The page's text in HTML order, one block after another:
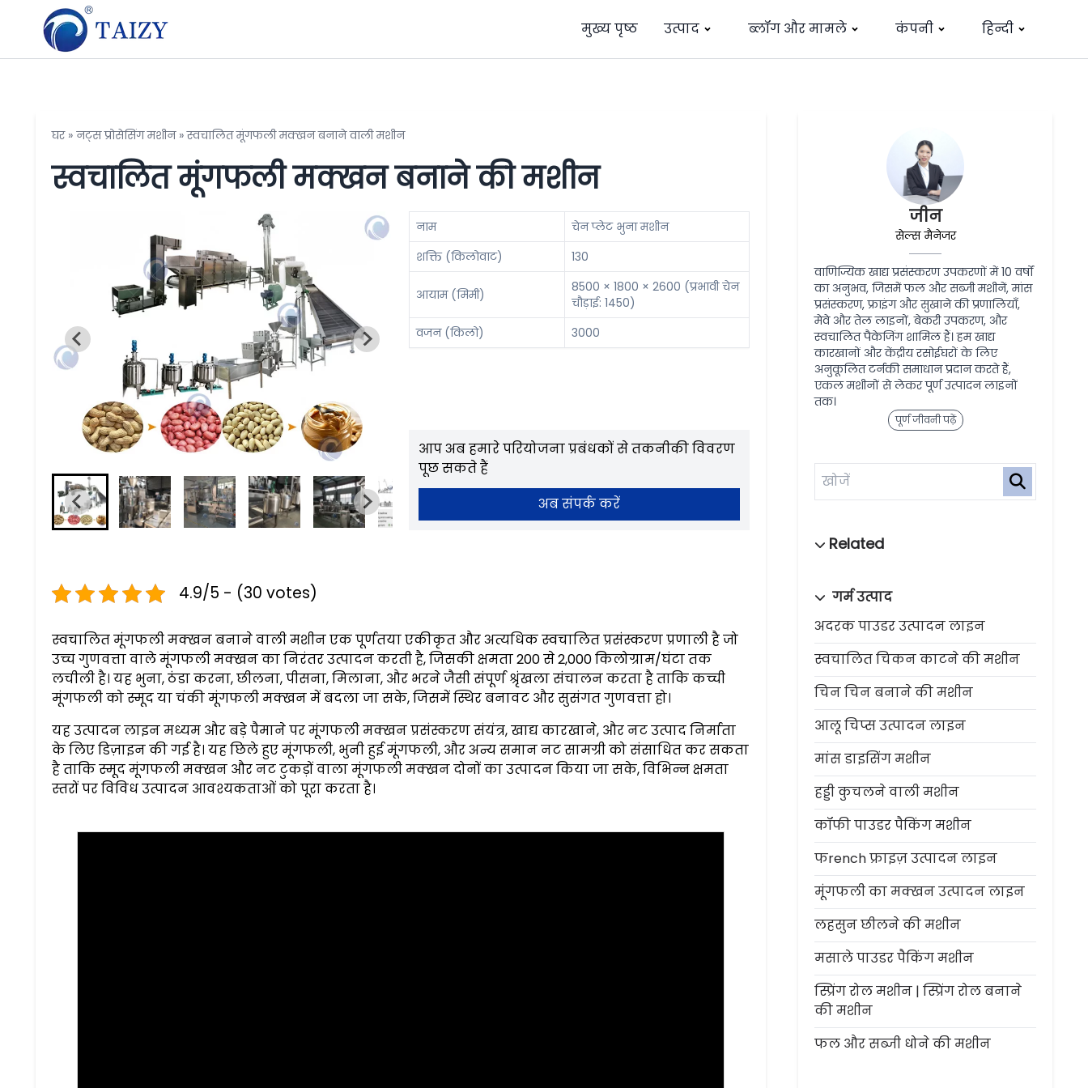
मुख्य पृष्ठ उत्पाद ब्लॉग और मामले कंपनी हिन्दी
घर» नट्स प्रोसेसिंग मशीन»स्वचालित मूंगफली मक्खन बनाने वाली मशीन
स्वचालित मूंगफली मक्खन बनाने की मशीन
नाम
चेन प्लेट भुना मशीन
शक्ति (किलोवाट)
130
आयाम (मिमी)
8500 × 1800 × 2600 (प्रभावी चेन
चौड़ाई: 1450)
वजन (किलो)
3000
आप अब हमारे परियोजना प्रबंधकों से तकनीकी विवरण
पूछ सकते हैं
अब संपर्क करें
4.9/5 - (30 votes)
स्वचालित मूंगफली मक्खन बनाने वाली मशीन एक पूर्णतया एकीकृत और अत्यधिक स्वचालित प्रसंस्करण प्रणाली है जो
उच्च गुणवत्ता वाले मूंगफली मक्खन का निरंतर उत्पादन करती है, जिसकी क्षमता 200 से 2,000 किलोग्राम/घंटा तक
लचीली है। यह भुना, ठंडा करना, छीलना, पीसना, मिलाना, और भरने जैसी संपूर्ण श्रृंखला संचालन करता है ताकि कच्ची
मूंगफली को स्मूद या चंकी मूंगफली मक्खन में बदला जा सके, जिसमें स्थिर बनावट और सुसंगत गुणवत्ता हो।
यह उत्पादन लाइन मध्यम और बड़े पैमाने पर मूंगफली मक्खन प्रसंस्करण संयंत्र, खाद्य कारखाने, और नट उत्पाद निर्माता
के लिए डिज़ाइन की गई है। यह छिले हुए मूंगफली, भुनी हुई मूंगफली, और अन्य समान नट सामग्री को संसाधित कर सकता
है ताकि स्मूद मूंगफली मक्खन और नट टुकड़ों वाला मूंगफली मक्खन दोनों का उत्पादन किया जा सके, विभिन्न क्षमता
स्तरों पर विविध उत्पादन आवश्यकताओं को पूरा करता है।
जीन
सेल्स मैनेजर
वाणिज्यिक खाद्य प्रसंस्करण उपकरणों में 10 वर्षों
का अनुभव, जिसमें फल और सब्जी मशीनें, मांस
प्रसंस्करण, फ्राइंग और सुखाने की प्रणालियाँ,
मेवे और तेल लाइनों, बेकरी उपकरण, और
स्वचालित पैकेजिंग शामिल हैं। हम खाद्य
कारखानों और केंद्रीय रसोईघरों के लिए
अनुकूलित टर्नकी समाधान प्रदान करते हैं,
एकल मशीनों से लेकर पूर्ण उत्पादन लाइनों
तक।
पूर्ण जीवनी पढ़ें
गर्म उत्पाद
अदरक पाउडर उत्पादन लाइन
स्वचालित चिकन काटने की मशीन
चिन चिन बनाने की मशीन
आलू चिप्स उत्पादन लाइन
मांस डाइसिंग मशीन
हड्डी कुचलने वाली मशीन
कॉफी पाउडर पैकिंग मशीन
फrench फ्राइज़ उत्पादन लाइन
मूंगफली का मक्खन उत्पादन लाइन
लहसुन छीलने की मशीन
मसाले पाउडर पैकिंग मशीन
स्प्रिंग रोल मशीन | स्प्रिंग रोल बनाने
की मशीन
फल और सब्जी धोने की मशीन